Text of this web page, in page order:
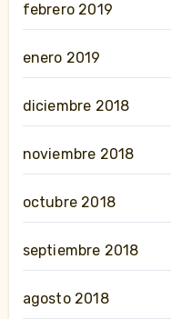
febrero 2019
enero 2019
diciembre 2018
noviembre 2018
octubre 2018
septiembre 2018
agosto 2018